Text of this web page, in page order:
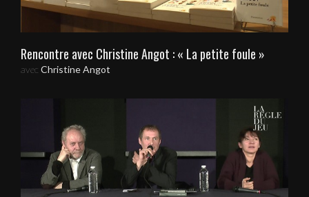
Rencontre avec Christine Angot : « La petite foule »
avec Christine Angot